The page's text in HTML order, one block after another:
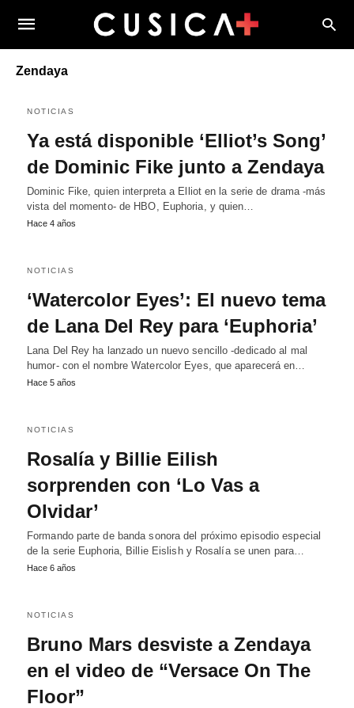
Zendaya
NOTICIAS
Ya está disponible ‘Elliot’s Song’
de Dominic Fike junto a Zendaya
Dominic Fike, quien interpreta a Elliot en la serie de drama -más
vista del momento- de HBO, Euphoria, y quien…
Hace 4 años
NOTICIAS
‘Watercolor Eyes’: El nuevo tema
de Lana Del Rey para ‘Euphoria’
Lana Del Rey ha lanzado un nuevo sencillo -dedicado al mal
humor- con el nombre Watercolor Eyes, que aparecerá en…
Hace 5 años
NOTICIAS
Rosalía y Billie Eilish
sorprenden con ‘Lo Vas a
Olvidar’
Formando parte de banda sonora del próximo episodio especial
de la serie Euphoria, Billie Eislish y Rosalía se unen para…
Hace 6 años
NOTICIAS
Bruno Mars desviste a Zendaya
en el video de “Versace On The
Floor”